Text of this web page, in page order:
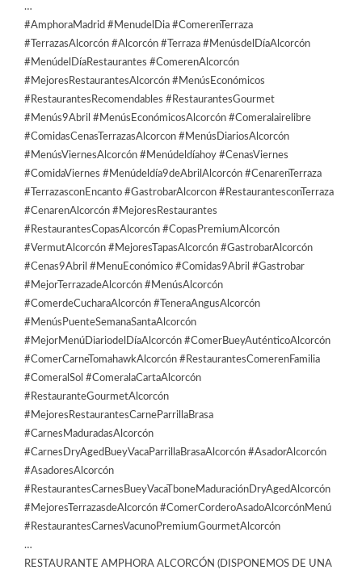
…
#AmphoraMadrid #MenudelDia #ComerenTerraza
#TerrazasAlcorcón #Alcorcón #Terraza #MenúsdelDíaAlcorcón
#MenúdelDíaRestaurantes #ComerenAlcorcón
#MejoresRestaurantesAlcorcón #MenúsEconómicos
#RestaurantesRecomendables #RestaurantesGourmet
#Menús9Abril #MenúsEconómicosAlcorcón #Comeralairelibre
#ComidasCenasTerrazasAlcorcon #MenúsDiariosAlcorcón
#MenúsViernesAlcorcón #Menúdeldíahoy #CenasViernes
#ComidaViernes #Menúdeldía9deAbrilAlcorcón #CenarenTerraza
#TerrazasconEncanto #GastrobarAlcorcon #RestaurantesconTerraza
#CenarenAlcorcón #MejoresRestaurantes
#RestaurantesCopasAlcorcón #CopasPremiumAlcorcón
#VermutAlcorcón #MejoresTapasAlcorcón #GastrobarAlcorcón
#Cenas9Abril #MenuEconómico #Comidas9Abril #Gastrobar
#MejorTerrazadeAlcorcón #MenúsAlcorcón
#ComerdeCucharaAlcorcón #TeneraAngusAlcorcón
#MenúsPuenteSemanaSantaAlcorcón
#MejorMenúDiariodelDíaAlcorcón #ComerBueyAuténticoAlcorcón
#ComerCarneTomahawkAlcorcón #RestaurantesComerenFamilia
#ComeralSol #ComeralaCartaAlcorcón
#RestauranteGourmetAlcorcón
#MejoresRestaurantesCarneParrillaBrasa
#CarnesMaduradasAlcorcón
#CarnesDryAgedBueyVacaParrillaBrasaAlcorcón #AsadorAlcorcón
#AsadoresAlcorcón
#RestaurantesCarnesBueyVacaTboneMaduraciónDryAgedAlcorcón
#MejoresTerrazasdeAlcorcón #ComerCorderoAsadoAlcorcónMenú
#RestaurantesCarnesVacunoPremiumGourmetAlcorcón
…
RESTAURANTE AMPHORA ALCORCÓN (DISPONEMOS DE UNA